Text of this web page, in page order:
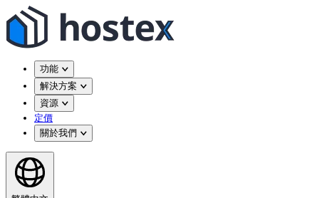
功能
解決方案
資源
定價
關於我們